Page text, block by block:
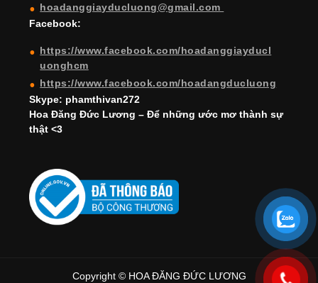
hoadanggiayducluong@gmail.com
Facebook:
https://www.facebook.com/hoadanggiayducl
uonghcm
https://www.facebook.com/hoadangducluong
Skype: phamthivan272
Hoa Đăng Đức Lương – Để những ước mơ thành sự
thật <3
Copyright © HOA ĐĂNG ĐỨC LƯƠNG